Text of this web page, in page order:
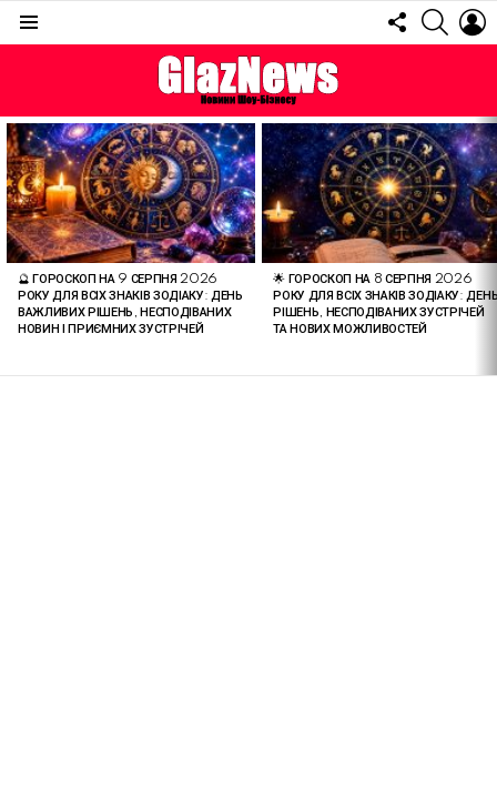
FOLLOW
US
ОСТАННІ
СТАТТІ
🔮 ГОРОСКОП НА 9 СЕРПНЯ 2026
РОКУ ДЛЯ ВСІХ ЗНАКІВ ЗОДІАКУ: ДЕНЬ
ВАЖЛИВИХ РІШЕНЬ, НЕСПОДІВАНИХ
НОВИН І ПРИЄМНИХ ЗУСТРІЧЕЙ
🌟 ГОРОСКОП НА 8 СЕРПНЯ 2026
РОКУ ДЛЯ ВСІХ ЗНАКІВ ЗОДІАКУ:
РІШЕНЬ, НЕСПОДІВАНИХ ЗУСТРІЧЕЙ
ТА НОВИХ МОЖЛИВОСТЕЙ